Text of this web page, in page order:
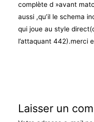
complète d »avant
aussi ,qu’il le schema
qui joue au style
l’attaquant 442).merci
Laisser un